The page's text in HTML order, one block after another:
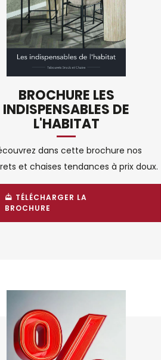
BROCHURE LES
INDISPENSABLES DE
L'HABITAT
dans cette brochure nos
et chaises tendances à prix doux.
TÉLÉCHARGER LA
BROCHURE